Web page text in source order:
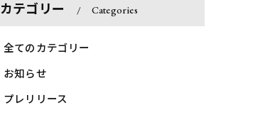
カテゴリー Categories
全てのカテゴリー
お知らせ
プレリリース